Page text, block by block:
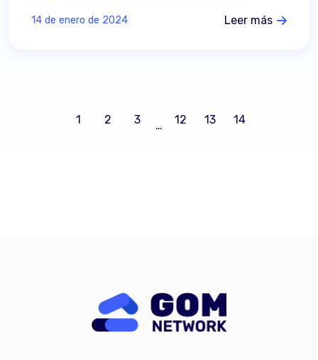
14 de enero de 2024 Leer más
1 2 3 … 12 13 14